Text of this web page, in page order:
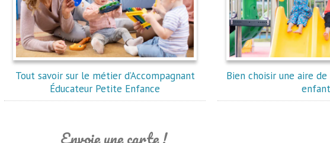
Tout savoir sur le métier d’Accompagnant
Éducateur Petite Enfance
Bien choisir une aire